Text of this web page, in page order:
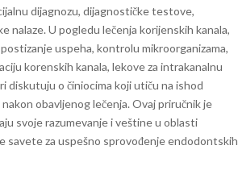
dijagnozu, dijagnostičke testove,
nalaze. U pogledu lečenja korijenskih kanala,
uspeha, kontrolu mikroorganizama,
korenskih kanala, lekove za intrakanalnu
diskutuju o činiocima koji utiču na ishod
obavljenog lečenja. Ovaj priručnik je
svoje razumevanje i veštine u oblasti
savete za uspešno sprovođenje endodontskih